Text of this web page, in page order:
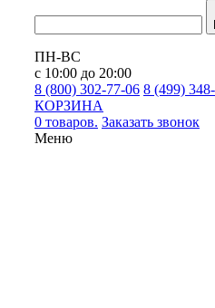
ПН-ВС
с 10:00 до 20:00
8 (800) 302-77-06 8 (499)
КОРЗИНА
0 товаров. Заказать звонок
Меню